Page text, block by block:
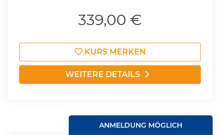
339,00 €
KURS MERKEN
WEITERE DETAILS
ANMELDUNG MÖGLICH